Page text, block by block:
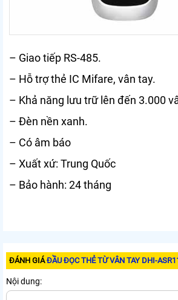
– Giao tiếp RS-485.
– Hỗ trợ thẻ IC Mifare, vân tay.
– Khả năng lưu trữ lên đến 3.000
– Đèn nền xanh.
– Có âm báo
– Xuất xứ: Trung Quốc
– Bảo hành: 24 tháng
ĐÁNH GIÁĐẦU ĐỌC THẺ TỪ VÂN TAY DHI-
Nội dung: